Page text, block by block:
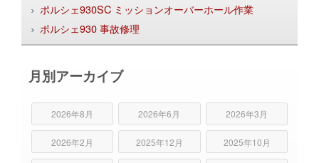
ポルシェ930SC ミッションオーバーホール作業
ポルシェ930 事故修理
月別アーカイブ
2026年8月 2026年6月 2026年3月
2026年2月 2025年12月 2025年10月